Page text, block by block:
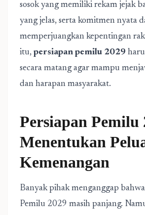
sosok yang memiliki rekam jejak
yang jelas, serta komitmen nyata
memperjuangkan kepentingan
itu, persiapan pemilu 2029
secara matang agar mampu
dan harapan masyarakat.
Persiapan Pemilu
Menentukan
Kemenangan
Banyak pihak menganggap
Pemilu 2029 masih panjang.